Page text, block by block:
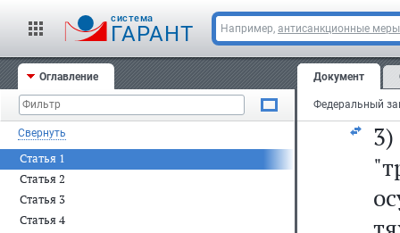
cистема
ГАРАНТ Например, антисанкционные меры
Оглавление
Свернуть
Статья 1
Статья 2
Статья 3
Статья 4
Документ